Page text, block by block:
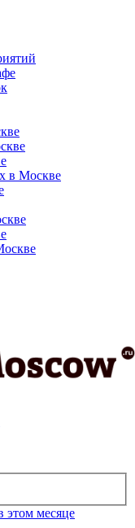
в Москве
этом месяце